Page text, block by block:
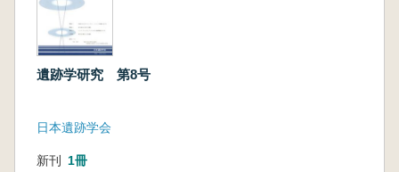
遺跡学研究 第8号
日本遺跡学会
新刊 1冊